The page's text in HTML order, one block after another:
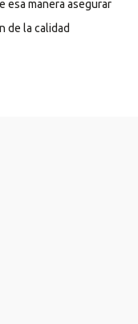
esa manera asegurar
de la calidad